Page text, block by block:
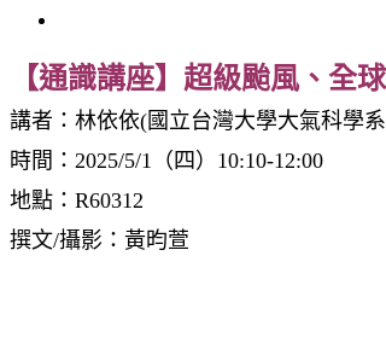
【通識講座】超級颱風、全
講者：林依依(國立台灣大學大氣科學
時間：2025/5/1（四）10:10-12:00
地點：R60312
撰文/攝影：黃昀萱